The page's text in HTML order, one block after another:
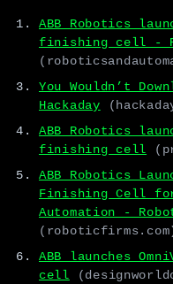
ABB Robotics
finishing cell -
You Wouldn’t
Hackaday
ABB Robotics
finishing cell
ABB Robotics
Finishing Cell
Automation -
ABB launches
cell